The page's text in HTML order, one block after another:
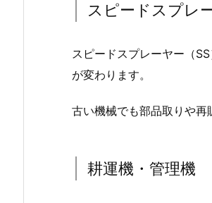
スピードスプレ
スピードスプレーヤー（
が変わります。
古い機械でも部品取りや
耕運機・管理機